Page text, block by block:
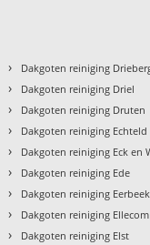
› Dakgoten reiniging
› Dakgoten reiniging Driel
› Dakgoten reiniging Druten
› Dakgoten reiniging Echteld
› Dakgoten reiniging Eck en
› Dakgoten reiniging Ede
› Dakgoten reiniging Eerbeek
› Dakgoten reiniging Ellecom
› Dakgoten reiniging Elst